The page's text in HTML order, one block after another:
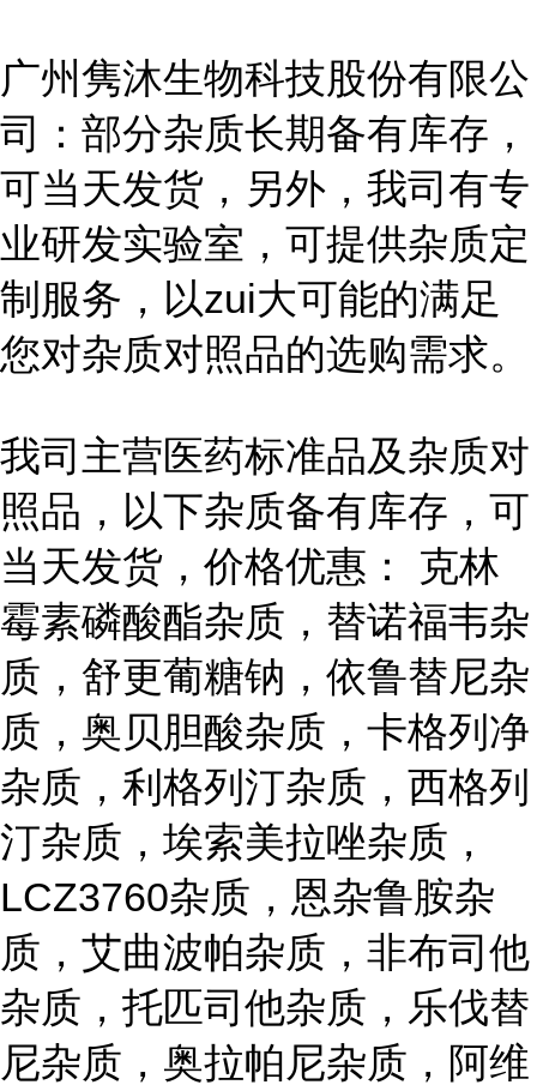
广州隽沐生物科技股份有限公
司：部分杂质长期备有库存，
可当天发货，另外，我司有专
业研发实验室，可提供杂质定
制服务，以zui大可能的满足
您对杂质对照品的选购需求。
我司主营医药标准品及杂质对
照品，以下杂质备有库存，可
当天发货，价格优惠： 克林
霉素磷酸酯杂质，替诺福韦杂
质，舒更葡糖钠，依鲁替尼杂
质，奥贝胆酸杂质，卡格列净
杂质，利格列汀杂质，西格列
汀杂质，埃索美拉唑杂质，
LCZ3760杂质，恩杂鲁胺杂
质，艾曲波帕杂质，非布司他
杂质，托匹司他杂质，乐伐替
尼杂质，奥拉帕尼杂质，阿维